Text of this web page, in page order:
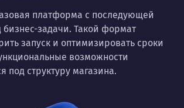
платформа с последующей
бизнес-задачи. Такой формат
запуск и оптимизировать сроки
возможности
под структуру магазина.